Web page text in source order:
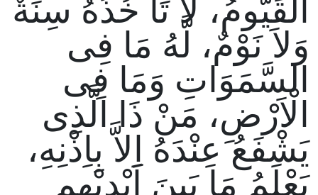
الْقَيُّومُ، لاَ تَاْ خُذُهُ سِنَةٌ
وَلاَ نَوْمٌ، لَّهُ مَا فِى
السَّمَوَاتِ وَمَا فِى
الْاَرْضِ، مَنْ ذَا الَّذِى
يَشْفَعُ عِنْدَهُ اِلاَّ بِاِذْنِهِ،
يَعْلَمُ مَا بَينَ اَيْدِيْهِمِ